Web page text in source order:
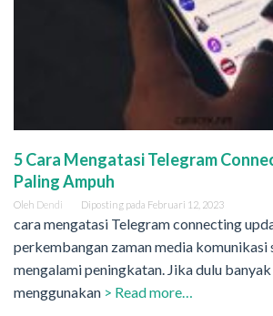
5 Cara Mengatasi Telegram
Paling Ampuh
Oleh Dendi Diposting pada Februari 12, 2023
cara mengatasi Telegram connecting
perkembangan zaman media komunikasi
mengalami peningkatan. Jika dulu
menggunakan > Read more…